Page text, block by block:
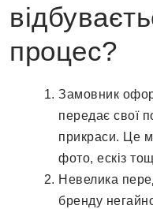
процес?
Замовник
передає свої
прикраси. Це
фото, ескіз
Невелика
бренду